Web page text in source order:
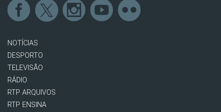
NOTÍCIAS
DESPORTO
TELEVISÃO
RÁDIO
RTP ARQUIVOS
RTP ENSINA